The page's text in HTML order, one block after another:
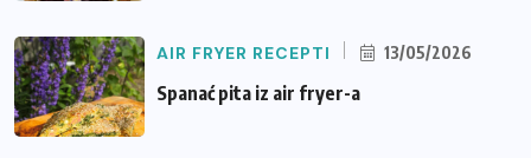
AIR FRYER RECEPTI 13/05/2026
Spanać pita iz air fryer-a